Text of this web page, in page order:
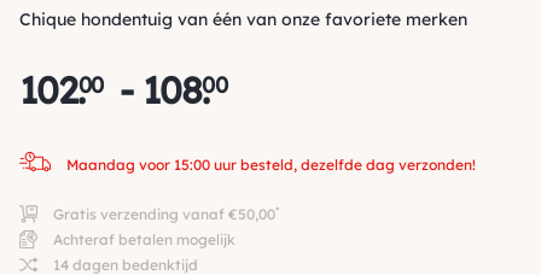
Black
Chique hondentuig van één van onze favoriete merken
102.
00 - 108.
00
Maandag voor 15:00 uur besteld, dezelfde dag verzonden!
Gratis verzending vanaf €50,00*
Achteraf betalen mogelijk
14 dagen bedenktijd